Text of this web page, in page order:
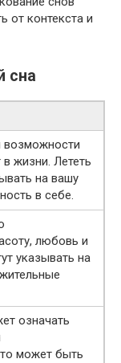
от контекста и
сна
жизни. Лететь
на вашу
в себе.
любовь и
указывать на
означать
может быть